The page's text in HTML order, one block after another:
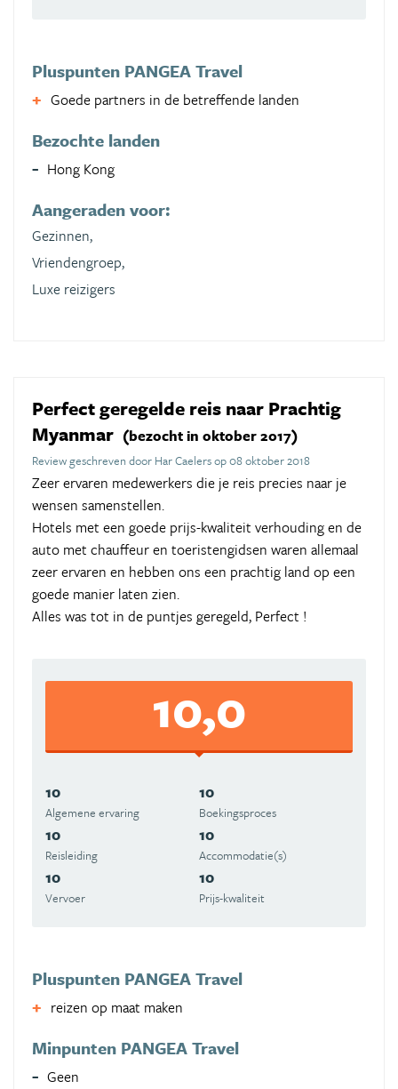
Pluspunten PANGEA Travel
Goede partners in de betreffende landen
Bezochte landen
Hong Kong
Aangeraden voor:
Gezinnen,
Vriendengroep,
Luxe reizigers
Perfect geregelde reis naar Prachtig
Myanmar (bezocht in oktober 2017)
Review geschreven door Har Caelers op 08 oktober 2018
Zeer ervaren medewerkers die je reis precies naar je
wensen samenstellen.
Hotels met een goede prijs-kwaliteit verhouding en de
auto met chauffeur en toeristengidsen waren allemaal
zeer ervaren en hebben ons een prachtig land op een
goede manier laten zien.
Alles was tot in de puntjes geregeld, Perfect !
10,0
10
Algemene ervaring
10
Boekingsproces
10
Reisleiding
10
Accommodatie(s)
10
Vervoer
10
Prijs-kwaliteit
Pluspunten PANGEA Travel
reizen op maat maken
Minpunten PANGEA Travel
Geen